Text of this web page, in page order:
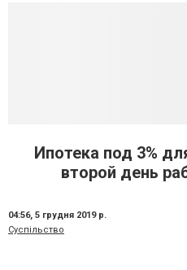
Ипотека под 3%
второй день
04:56, 5 грудня 2019 р.
Суспільство